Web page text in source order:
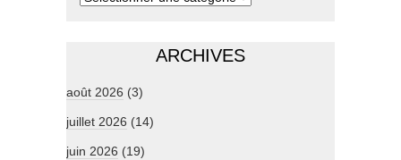
ARCHIVES
août 2026 (3)
juillet 2026 (14)
juin 2026 (19)